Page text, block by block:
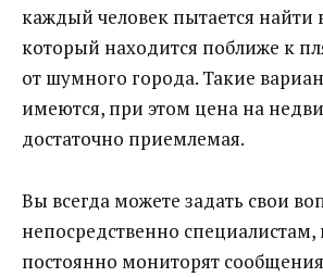
каждый человек пытается найти
который находится поближе к
от шумного города. Такие
имеются, при этом цена на
достаточно приемлемая.
Вы всегда можете задать свои
непосредственно специалистам,
постоянно мониторят сообщения